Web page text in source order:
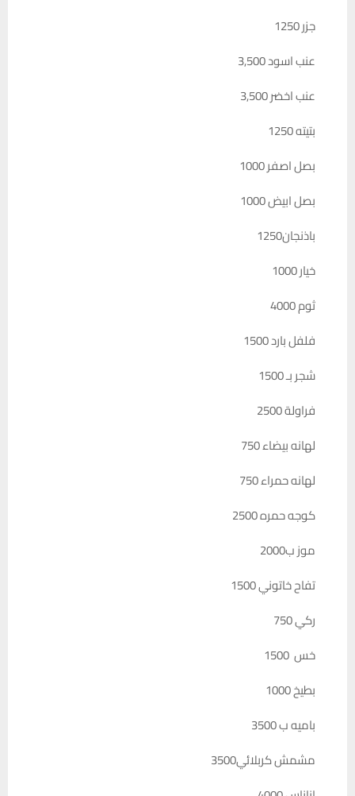
جزر 1250
عنب اسود 3,500
عنب اخضر 3,500
بتيته 1250
بصل اصفر 1000
بصل ابيض 1000
باذنجان1250
خيار 1000
ثوم 4000
فلفل بارد 1500
شجر بـ 1500
فراولة 2500
لهانه بيضاء 750
لهانه حمراء 750
كوجه حمره 2500
موز ب2000
تفاح خاتوني 1500
ركي 750
خس 1500
بطيخ 1000
باميه ب 3500
مشمش كربلائي3500